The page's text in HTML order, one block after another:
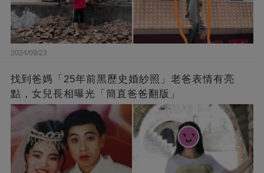
2024/09/23
找到爸媽「25年前黑歷史婚紗照」老爸表情有亮
點，女兒長相曝光「簡直爸爸翻版」